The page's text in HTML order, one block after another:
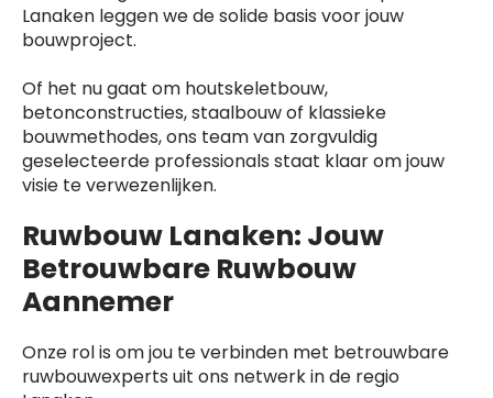
Lanaken leggen we de solide basis voor jouw
bouwproject.
Of het nu gaat om houtskeletbouw,
betonconstructies, staalbouw of klassieke
bouwmethodes, ons team van zorgvuldig
geselecteerde professionals staat klaar om jouw
visie te verwezenlijken.
Ruwbouw Lanaken: Jouw
Betrouwbare Ruwbouw
Aannemer
Onze rol is om jou te verbinden met betrouwbare
ruwbouwexperts uit ons netwerk in de regio